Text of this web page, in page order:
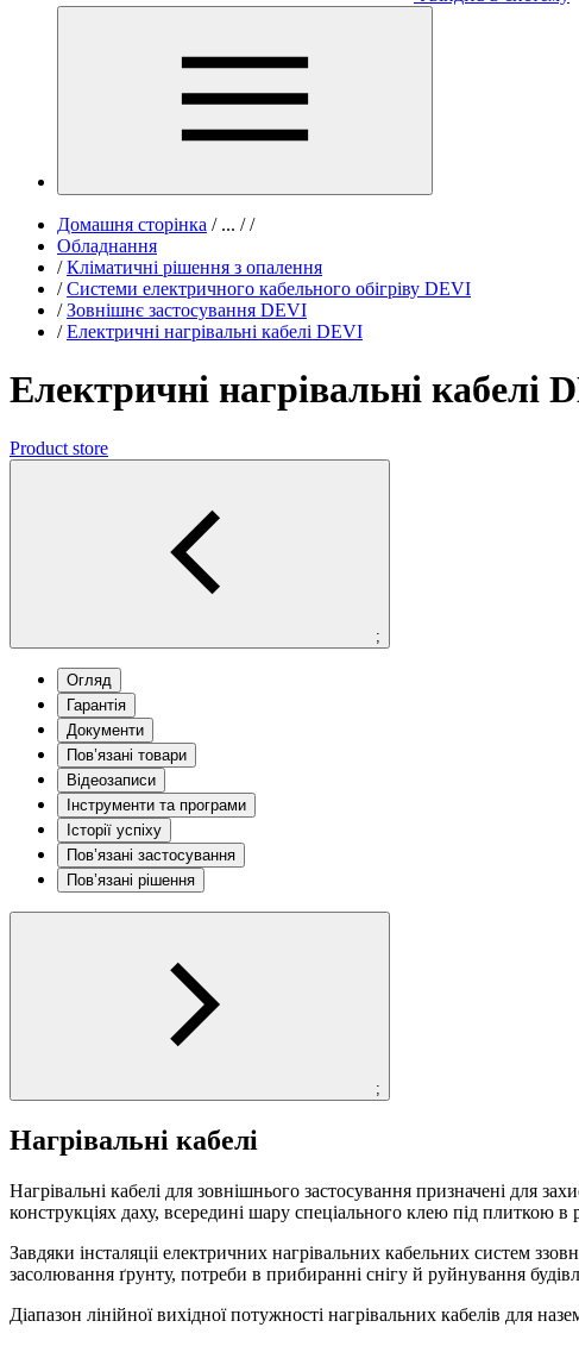
Домашня сторінка /... / /
Обладнання
/ Кліматичні рішення з опалення
/ Системи електричного кабельного обігріву DEVI
/ Зовнішнє застосування DEVI
/ Електричні нагрівальні кабелі DEVI
Електричні нагрівальні кабелі
Product store
;
Огляд
Гарантія
Документи
Пов’язані товари
Відеозаписи
Інструменти та програми
Історії успіху
Пов’язані застосування
Пов’язані рішення
;
Нагрівальні кабелі
Нагрівальні кабелі для зовнішнього застосування призначені для
конструкціях даху, всередині шару спеціального клею під плиткою в
Завдяки інсталяціі електричних нагрівальних кабельних систем
засолювання ґрунту, потреби в прибиранні снігу й руйнування
Діапазон лінійної вихідної потужності нагрівальних кабелів для